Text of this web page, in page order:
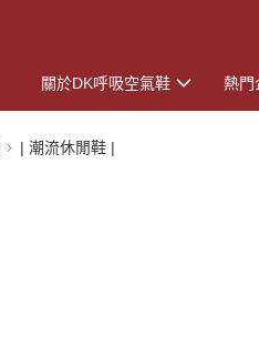
關於DK呼吸空氣鞋 熱門
| 潮流休閒鞋 |